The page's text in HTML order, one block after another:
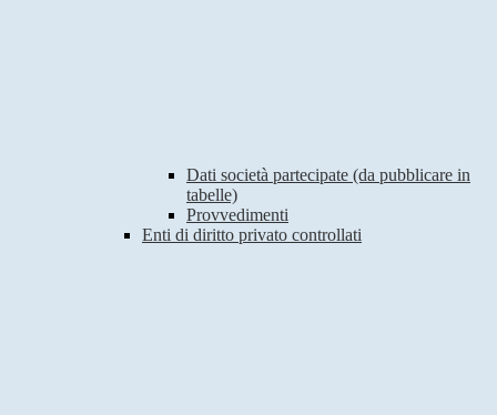
Dati società partecipate (da pubblicare in
tabelle)
Provvedimenti
Enti di diritto privato controllati